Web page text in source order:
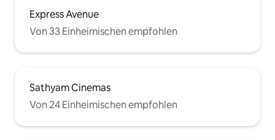
Express Avenue
Von 33 Einheimischen empfohlen
Sathyam Cinemas
Von 24 Einheimischen empfohlen